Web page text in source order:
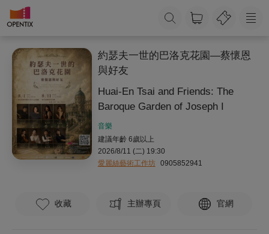
約瑟夫一世的巴洛克花園—蔡懷恩
與好友
Huai-En Tsai and Friends: The
Baroque Garden of Joseph I
音樂
建議年齡 6歲以上
2026/8/11 (二) 19:30
愛麗絲藝術工作坊 0905852941
收藏 主辦專頁 官網